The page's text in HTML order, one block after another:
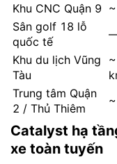
Khu CNC Quận 9
Sân golf 18 lỗ
quốc tế
Khu du lịch Vũng
Tàu
Trung tâm Quận
2 / Thủ Thiêm
Catalyst hạ
xe toàn tuyến